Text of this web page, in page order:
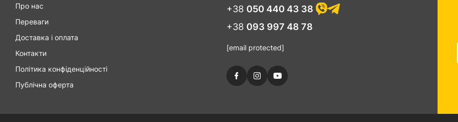
Про нас
Переваги
Доставка і оплата
Контакти
Політика конфіденційності
Публічна оферта
+38 050 440 43 38
+38 093 997 48 78
[email protected]